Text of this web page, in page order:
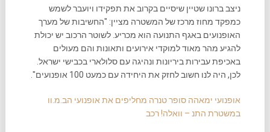
ניצב ברונו שטיין שיסיים בקרוב את תפקידו ויועבר לשמש
כמפקד מחוז מרכז של המשטרה מציין: "החשיבות של מערך
האופנועים באגף התנועה הוא מכריע. לשוטר הרכוב יש יכולת
להגיע מהר מאוד למוקדי אירועים ותאונות והם מעולים
באכיפת עבירות ביריונות ונהיגה עם סלולארי בכבישי ישראל.
לכן, היה לנו חשוב לחזק את היחידה עם כמעט 100 אופנועים".
אופנועי ימאהה סופר טנרה מחליפים את אופנועי הב.מ.וו
במשטרת התנ – וואלה! רכב